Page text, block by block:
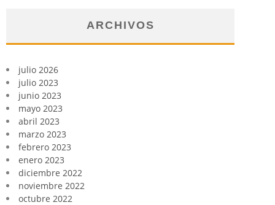
ARCHIVOS
julio 2026
julio 2023
junio 2023
mayo 2023
abril 2023
marzo 2023
febrero 2023
enero 2023
diciembre 2022
noviembre 2022
octubre 2022